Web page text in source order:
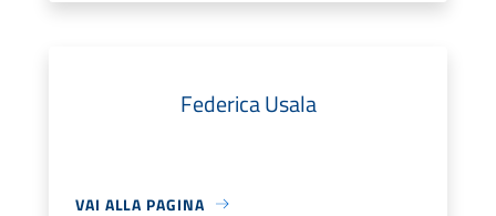
Federica Usala
VAI ALLA PAGINA